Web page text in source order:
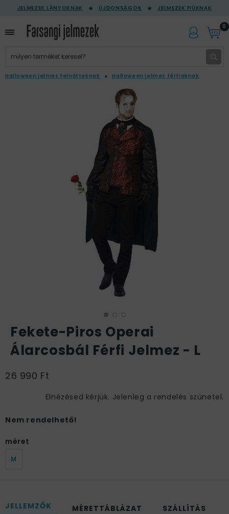
JELMEZEK LÁNYOKNAK ÚJDONSÁGOK JELMEZEK FIÚKNAK
0
Halloween jelmez felnőtteknek Halloween jelmez férfiaknak
Fekete-Piros Operai
Álarcosbál Férfi Jelmez - L
26 990 Ft
Elnézésed kérjük. Jelenleg a rendelés szünetel.
Nem rendelhető!
méret
M
JELLEMZŐK MÉRETTÁBLÁZAT SZÁLLÍTÁS